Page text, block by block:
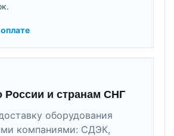
России и странам СНГ
оборудования
компаниями: СДЭК,